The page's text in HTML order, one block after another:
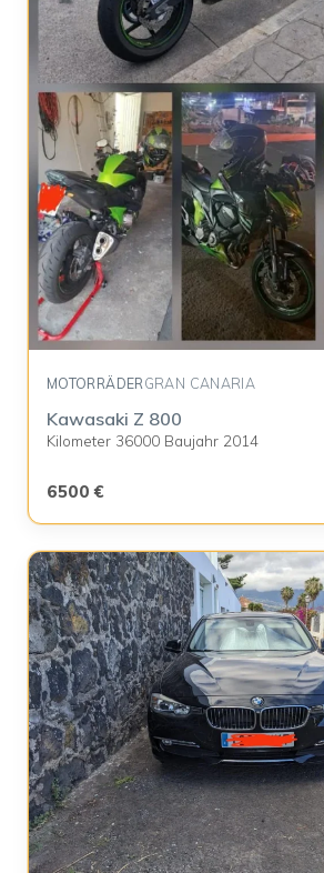
MOTORRÄDERGRAN CANARIA
Kawasaki Z 800
Kilometer 36000 Baujahr 2014
6500 €